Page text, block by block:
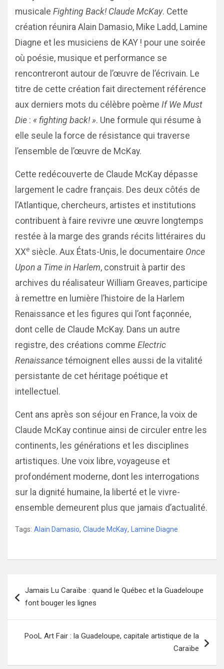
musicale Fighting Back! Claude McKay. Cette
création réunira Alain Damasio, Mike Ladd, Lamine
Diagne et les musiciens de KAY ! pour une soirée
où poésie, musique et performance se
rencontreront autour de l’œuvre de l’écrivain. Le
titre de cette création fait directement référence
aux derniers mots du célèbre poème If We Must
Die : « fighting back! ». Une formule qui résume à
elle seule la force de résistance qui traverse
l’ensemble de l’œuvre de McKay.
Cette redécouverte de Claude McKay dépasse
largement le cadre français. Des deux côtés de
l’Atlantique, chercheurs, artistes et institutions
contribuent à faire revivre une œuvre longtemps
restée à la marge des grands récits littéraires du
XXe siècle. Aux États-Unis, le documentaire Once
Upon a Time in Harlem, construit à partir des
archives du réalisateur William Greaves, participe
à remettre en lumière l’histoire de la Harlem
Renaissance et les figures qui l’ont façonnée,
dont celle de Claude McKay. Dans un autre
registre, des créations comme Electric
Renaissance témoignent elles aussi de la vitalité
persistante de cet héritage poétique et
intellectuel.
Cent ans après son séjour en France, la voix de
Claude McKay continue ainsi de circuler entre les
continents, les générations et les disciplines
artistiques. Une voix libre, voyageuse et
profondément moderne, dont les interrogations
sur la dignité humaine, la liberté et le vivre-
ensemble demeurent plus que jamais d’actualité.
Tags: Alain Damasio, Claude McKay, Lamine Diagne
de
Jamais Lu Caraïbe : quand le Québec et la Guadeloupe
font bouger les lignes
PooL Art Fair : la Guadeloupe, capitale artistique de la
Caraïbe